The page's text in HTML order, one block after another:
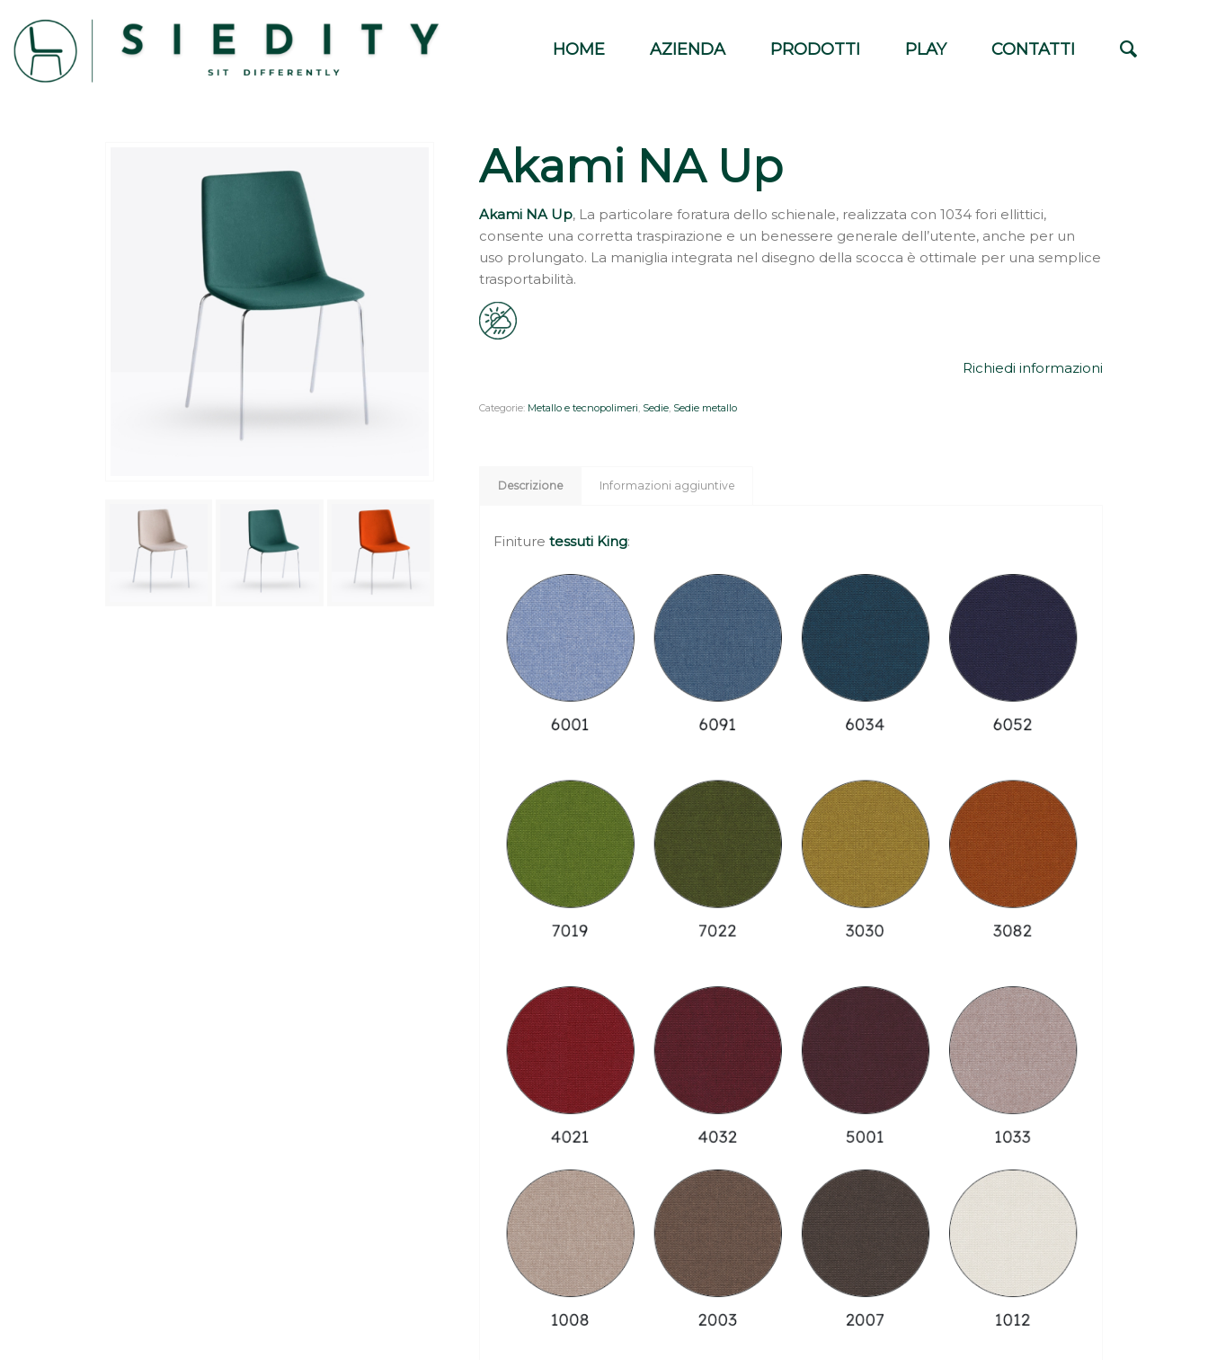
HOME AZIENDA PRODOTTI PLAY CONTATTI
Akami NA Up
Akami NA Up, La particolare foratura dello schienale, realizzata con 1034 fori ellittici,
consente una corretta traspirazione e un benessere generale dell’utente, anche per un
uso prolungato. La maniglia integrata nel disegno della scocca è ottimale per una semplice
trasportabilità.
Richiedi informazioni
Categorie: Metallo e tecnopolimeri, Sedie, Sedie metallo
Descrizione Informazioni aggiuntive
Finituretessuti King: